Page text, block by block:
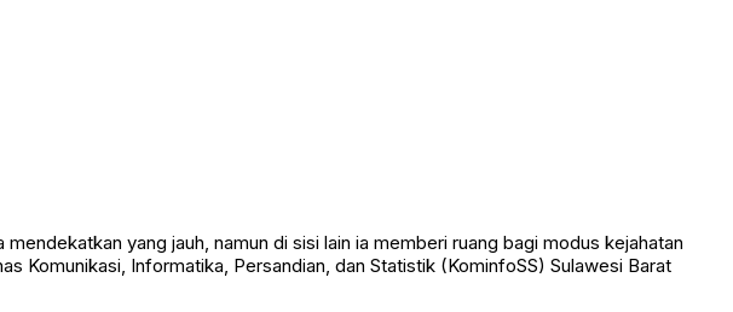
yang jauh, namun di sisi lain ia memberi ruang bagi modus kejahatan
Komunikasi, Informatika, Persandian, dan Statistik (KominfoSS) Sulawesi Barat